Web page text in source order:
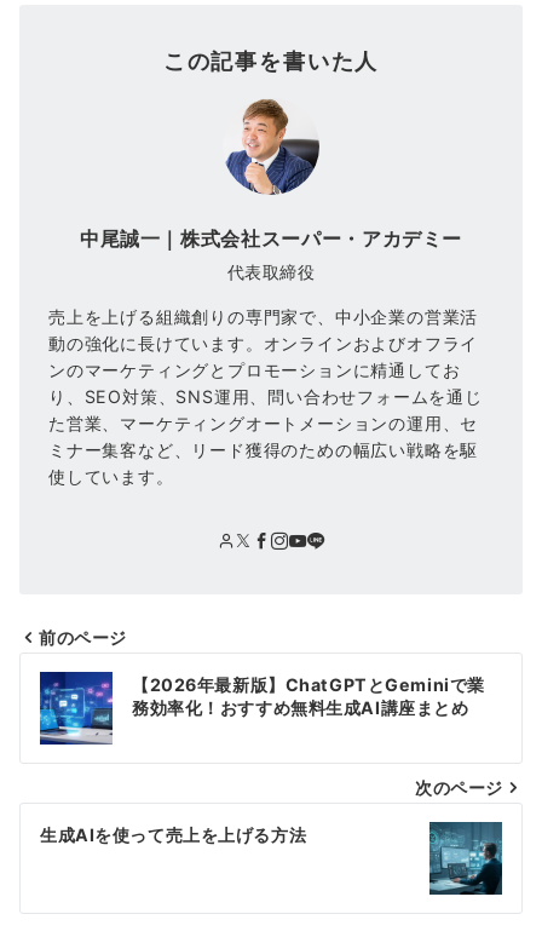
この記事を書いた人
中尾誠一｜株式会社スーパー・アカデミー
代表取締役
売上を上げる組織創りの専門家で、中小企業の営業活
動の強化に長けています。オンラインおよびオフライ
ンのマーケティングとプロモーションに精通してお
り、SEO対策、SNS運用、問い合わせフォームを通じ
た営業、マーケティングオートメーションの運用、セ
ミナー集客など、リード獲得のための幅広い戦略を駆
使しています。
投
稿
ナ
ビ
ゲ
シ
前のページ
【2026年最新版】ChatGPTとGeminiで業
務効率化！おすすめ無料生成AI講座まとめ
次のページ
生成AIを使って売上を上げる方法